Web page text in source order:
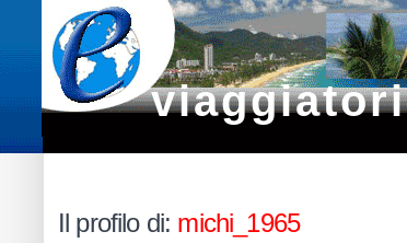
viaggiatori
Il profilo di: michi_1965